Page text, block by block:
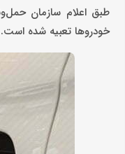
خودروها تعبیه شده است.